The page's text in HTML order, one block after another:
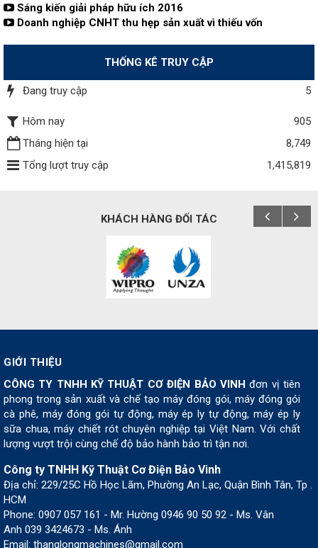
Sáng kiến giải pháp hữu ích 2016
Doanh nghiệp CNHT thu hẹp sản xuất vì thiếu vốn
THỐNG KÊ TRUY CẬP
Đang truy cập 5
Hôm nay
905
Tháng hiện tại
8,749
Tổng lượt truy cập
1,415,819
KHÁCH HÀNG ĐỐI TÁC
GIỚI THIỆU
CÔNG TY TNHH KỸ THUẬT CƠ ĐIỆN BẢO VINH đơn vị tiên
phong trong sản xuất và chế tạo máy đóng gói, máy đóng gói
cà phê, máy đóng gói tự động, máy ép ly tự động, máy ép ly
sữa chua, máy chiết rót chuyên nghiệp tại Việt Nam. Với chất
lượng vượt trội cùng chế độ bảo hành bảo trì tận nơi.
Công ty TNHH Kỹ Thuật Cơ Điện Bảo Vinh
Địa chỉ: 229/25C Hồ Học Lãm, Phường An Lạc, Quận Bình Tân, Tp .
HCM
Phone: 0907 057 161 - Mr. Hường 0946 90 50 92 - Ms. Vân
Anh 039 3424673 - Ms. Ánh
Email: thanglongmachines@gmail.com